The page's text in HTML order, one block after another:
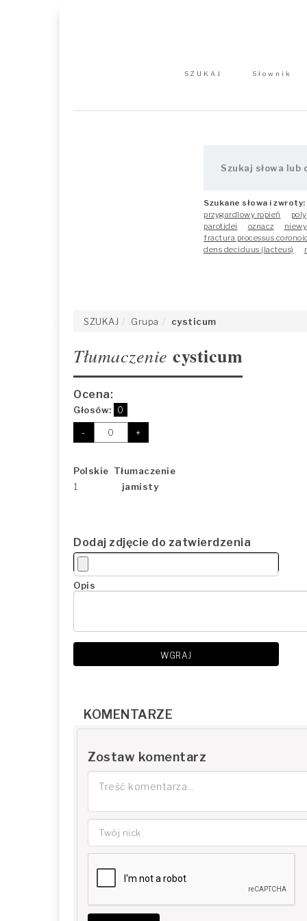
SZUKAJ Słownik
Szukane słowa i zwroty:
przygardlowy ropień
parotidei
oznacz
fractura processus
dens deciduus (lacteus)
SZUKAJ Grupa cysticum
Tłumaczenie cysticum
Ocena:
Głosów: 0
- +
Polskie Tłumaczenie
1
jamisty
Dodaj zdjęcie do zatwierdzenia
Opis
WGRAJ
KOMENTARZE
Zostaw komentarz